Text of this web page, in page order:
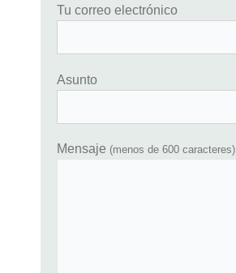
Tu correo electrónico
Asunto
Mensaje (menos de 600 caracteres)